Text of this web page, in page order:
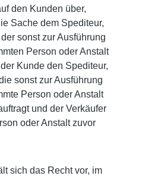
den Kunden über,
Sache dem Spediteur,
sonst zur Ausführung
Person oder Anstalt
Kunde den Spediteur,
sonst zur Ausführung
Person oder Anstalt
und der Verkäufer
oder Anstalt zuvor
sich das Recht vor, im